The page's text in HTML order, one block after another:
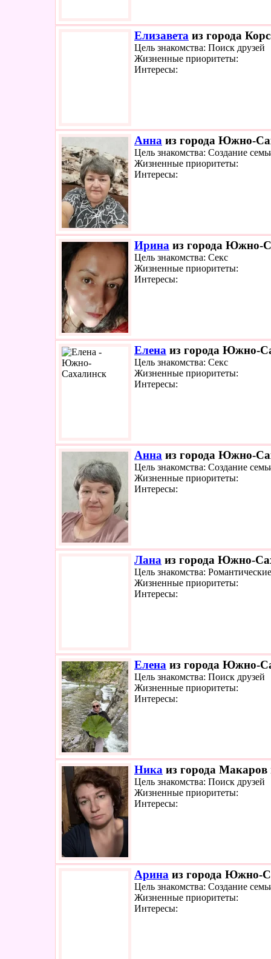
Елизавета из города
Цель знакомства: Поиск друзей
Жизненные приоритеты:
Интересы:
Анна из города Южно-
Цель знакомства: Создание
Жизненные приоритеты:
Интересы:
Ирина из города Южно-
Цель знакомства: Секс
Жизненные приоритеты:
Интересы:
Елена из города Южно-
Цель знакомства: Секс
Жизненные приоритеты:
Интересы:
Анна из города Южно-
Цель знакомства: Создание
Жизненные приоритеты:
Интересы:
Лана из города Южно-
Цель знакомства:
Жизненные приоритеты:
Интересы:
Елена из города Южно-
Цель знакомства: Поиск друзей
Жизненные приоритеты:
Интересы:
Ника из города Макаров
Цель знакомства: Поиск друзей
Жизненные приоритеты:
Интересы:
Арина из города Южно-
Цель знакомства: Создание
Жизненные приоритеты:
Интересы: